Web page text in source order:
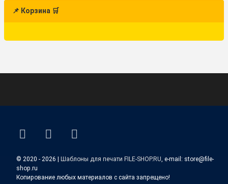
📌 Корзина 🛒
ВКонтакте
YouTube
E-mail
© 2020 - 2026 | Шаблоны для печати FILE-SHOP.RU, e-mail: store@file-
shop.ru
Копирование любых материалов с сайта запрещено!